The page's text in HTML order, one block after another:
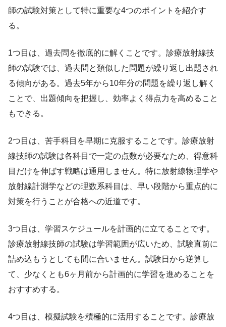
師の試験対策として特に重要な4つのポイントを紹介す
る。
1つ目は、過去問を徹底的に解くことです。診療放射線技
師の試験では、過去問と類似した問題が繰り返し出題され
る傾向がある。過去5年から10年分の問題を繰り返し解く
ことで、出題傾向を把握し、効率よく得点力を高めること
もできる。
2つ目は、苦手科目を早期に克服することです。診療放射
線技師の試験は各科目で一定の点数が必要なため、得意科
目だけを伸ばす戦略は通用しません。特に放射線物理学や
放射線計測学などの理数系科目は、早い段階から重点的に
対策を行うことが合格への近道です。
3つ目は、学習スケジュールを計画的に立てることです。
診療放射線技師の試験は学習範囲が広いため、試験直前に
詰め込もうとしても間に合いません。試験日から逆算し
て、少なくとも6ヶ月前から計画的に学習を進めることを
おすすめする。
4つ目は、模擬試験を積極的に活用することです。診療放